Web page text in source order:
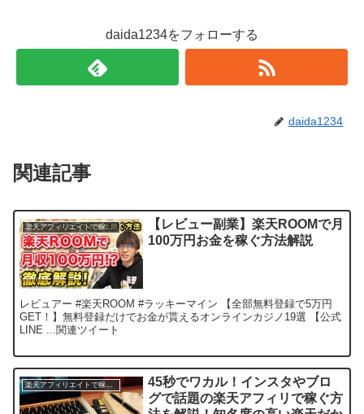
daida1234をフォローする
daida1234
関連記事
楽天アフィリエイトで稼ぐ方法
【レビュー副業】楽天ROOMで月
100万円お金を稼ぐ方法解説
レビュアー #楽天ROOM #ラッキーマイン 【全部無料登録で5万円
GET！】無料登録だけでお金が貰えるオンラインカジノ19選 【公式
LINE ...関連ツイート
楽天アフィリエイトで稼ぐ方法
45秒でワカル！インスタやブロ
グで話題の楽天アフィリで稼ぐ方